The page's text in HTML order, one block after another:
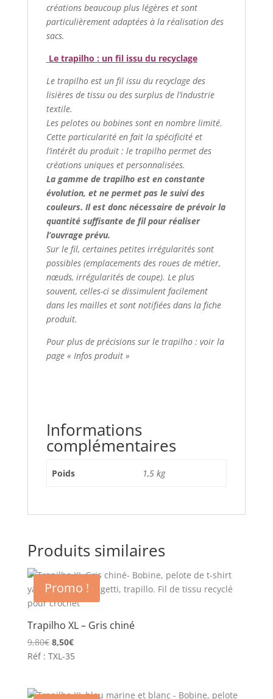
créations beaucoup plus légères et sont
particulièrement adaptées à la réalisation des
sacs.
Le trapilho : un fil issu du recyclage
Le trapilho est un fil issu du recyclage des
lisières de tissu ou des surplus de l’industrie
textile.
Les pelotes ou bobines sont en nombre limité.
Cette particularité en fait la spécificité et
l’intérêt du produit : le trapilho permet des
créations uniques et personnalisées.
La gamme de trapilho est en constante
évolution, et ne permet pas le suivi des
couleurs. Il est donc nécessaire de prévoir la
quantité suffisante de fil pour réaliser
l’ouvrage prévu.
Sur le fil, certaines petites irrégularités sont
possibles (emplacements des roues de métier,
nœuds, irrégularités de coupe). Le plus
souvent, celles-ci se dissimulent facilement
dans les mailles et sont notifiées dans la fiche
produit.
Pour plus de précisions sur le trapilho : voir la
page « Infos produit »
Informations
complémentaires
Poids 1,5 kg
Produits similaires
Promo !
Trapilho XL – Gris chiné
9,80€ Le
prix
8,50€Le
prix
Réf : TXL-35